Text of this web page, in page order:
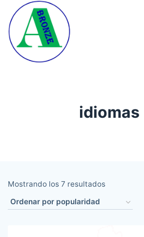
Saltar
contenido
idiomas
Mostrando los 7 resultadosOrdenado
popularidad